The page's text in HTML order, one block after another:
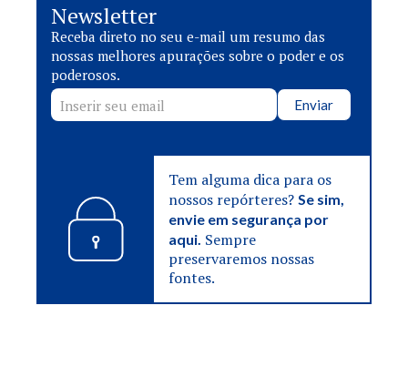
Newsletter
Receba direto no seu e-mail um resumo das
nossas melhores apurações sobre o poder e os
poderosos.
Enviar
Tem alguma dica para os
nossos repórteres?Se sim,
envie em segurança por
aqui. Sempre
preservaremos nossas
fontes.